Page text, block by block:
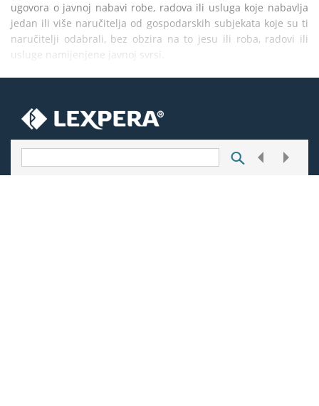
ugovora o javnoj nabavi robe, radova ili usluga koje nabavlja
jedan ili više naručitelja od gospodarskih subjekata koje su ti
naručitelji odabrali, bez obzira na to jesu ili roba, radovi ili
usluge namijenjene javnoj svrsi.
Tuškanova 37, 10000 Zagreb